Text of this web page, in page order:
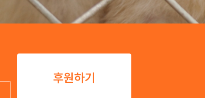
후원하기